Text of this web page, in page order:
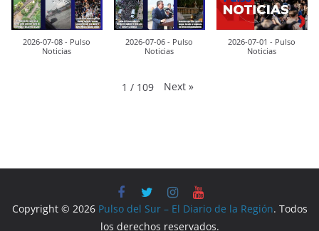
2026-07-08 - Pulso
Noticias
2026-07-06 - Pulso
Noticias
2026-07-01 - Pulso
Noticias
1 / 109 Next »
Copyright © 2026 Pulso del Sur – El Diario de la Región. Todos
los derechos reservados.